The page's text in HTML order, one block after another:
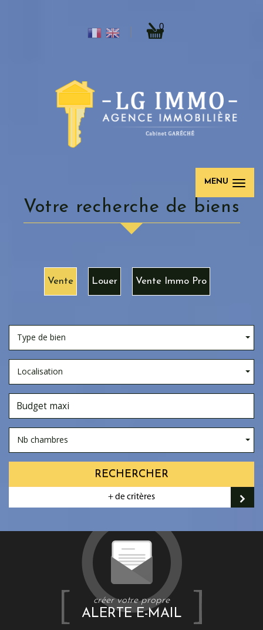
0
MENU
Votre recherche de biens
Vente Louer Vente Immo Pro
Type de bien
Localisation
Nb chambres
RECHERCHER
+ de critères
créer votre propre
ALERTE E-MAIL